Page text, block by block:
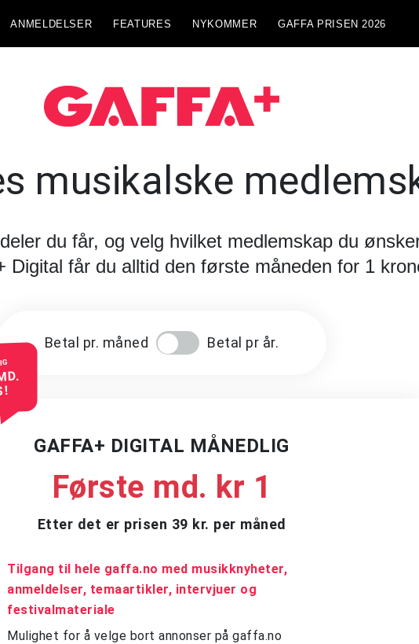
ANMELDELSER FEATURES NYKOMMER GAFFA PRISEN 2026
musikalske
du får, og velg hvilket medlemskap du
Digital får du alltid den første måneden for 1
Betal pr. måned Betal pr år.
GAFFA+ DIGITAL MÅNEDLIG
Første md. kr 1
Etter det er prisen 39 kr. per måned
Tilgang til hele gaffa.no med musikknyheter,
anmeldelser, temaartikler, intervjuer og
festivalmateriale
Mulighet for å velge bort annonser på gaffa.no